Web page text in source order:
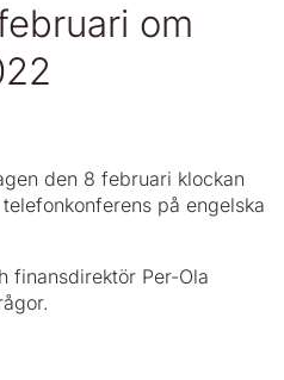
om
den 8 februari klockan
på engelska
finansdirektör Per-Ola